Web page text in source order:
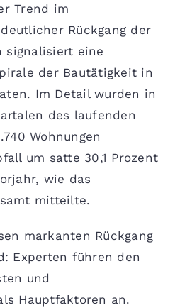
Trend im
Rückgang der
signalisiert eine
der Bautätigkeit in
Im Detail wurden in
des laufenden
Wohnungen
um satte 30,1 Prozent
wie das
mitteilte.
markanten Rückgang
Experten führen den
und
Hauptfaktoren an.